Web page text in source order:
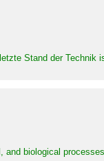
Stand der
biological